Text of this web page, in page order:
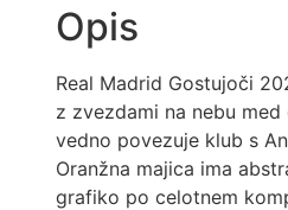
Opis
Real Madrid Gostujoči
z zvezdami na nebu
vedno povezuje klub s
Oranžna majica ima
grafiko po celotnem